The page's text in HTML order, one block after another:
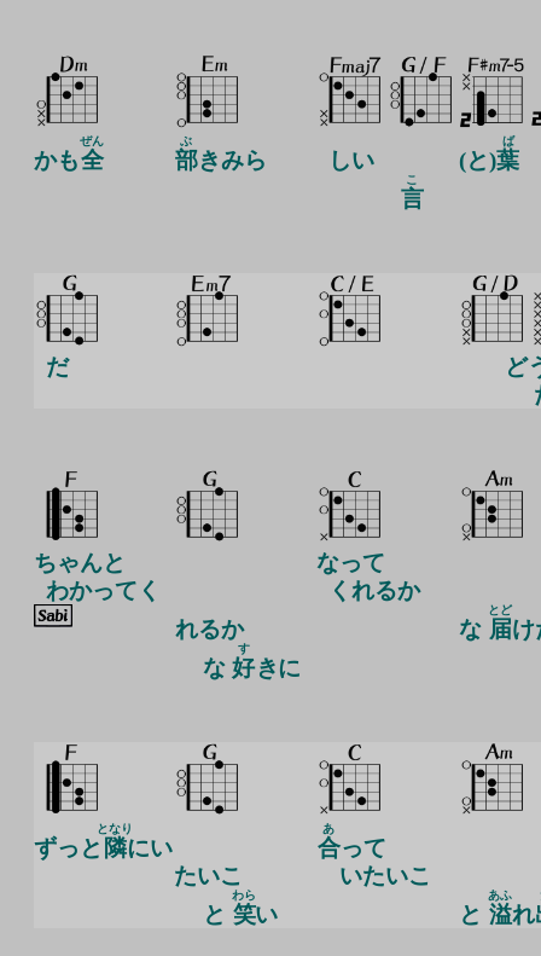
かも全
ぜん
部
ぶ
きみら
しい
言
こ
(と)葉
ば
だ
ど
た
ちゃんと
わかってく
れるか
な 好
す
きに
なって
くれるか
な 届
とど
け
ずっと 隣
となり
にい
たいこ
と 笑
わら
い
合
あ
って
いたいこ
と 溢
あふ
れ